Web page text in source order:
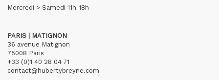
Mercredi > Samedi 11h-18h
PARIS | MATIGNON
36 avenue Matignon
75008 Paris
+33 (0)1 40 28 04 71
contact@hubertybreyne.com